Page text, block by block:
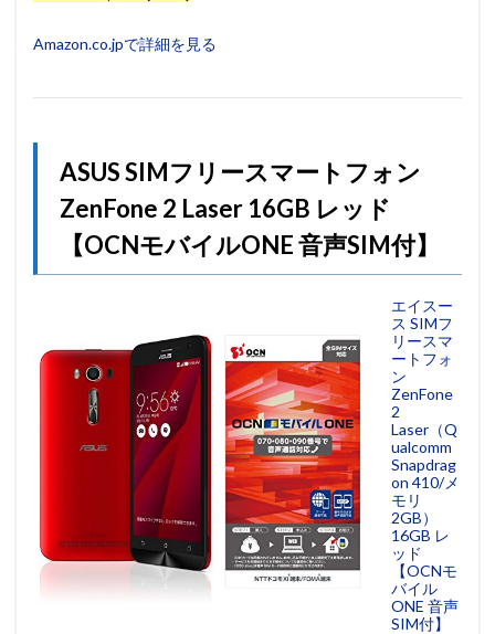
Amazon.co.jpで詳細を見る
ASUS SIMフリースマートフォン
ZenFone 2 Laser 16GB レッド
【OCNモバイルONE 音声SIM付】
エイスー
ス SIMフ
リースマ
ートフォ
ン
ZenFone
2
Laser（Q
ualcomm
Snapdrag
on 410/メ
モリ
2GB）
16GB レ
ッド
【OCNモ
バイル
ONE 音声
SIM付】